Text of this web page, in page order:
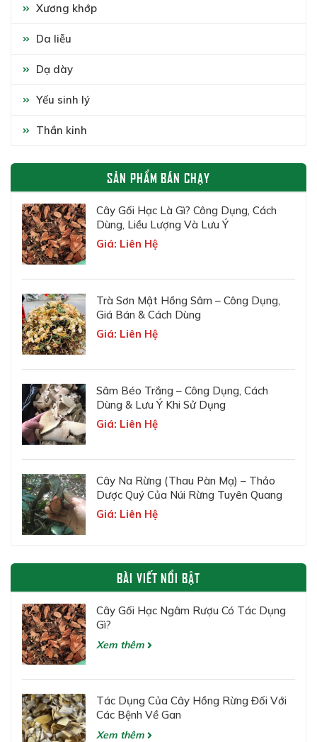
Xương khớp
Da liễu
Dạ dày
Yếu sinh lý
Thần kinh
SẢN PHẨM BÁN CHẠY
Cây Gối Hạc Là Gì? Công Dụng, Cách
Dùng, Liều Lượng Và Lưu Ý
Giá: Liên Hệ
Trà Sơn Mật Hồng Sâm – Công Dụng,
Giá Bán & Cách Dùng
Giá: Liên Hệ
Sâm Béo Trắng – Công Dụng, Cách
Dùng & Lưu Ý Khi Sử Dụng
Giá: Liên Hệ
Cây Na Rừng (Thau Pàn Mạ) – Thảo
Dược Quý Của Núi Rừng Tuyên Quang
Giá: Liên Hệ
BÀI VIẾT NỔI BẬT
Cây Gối Hạc Ngâm Rượu Có Tác Dụng
Gì?
Xem thêm
Tác Dụng Của Cây Hồng Rừng Đối Với
Các Bệnh Về Gan
Xem thêm